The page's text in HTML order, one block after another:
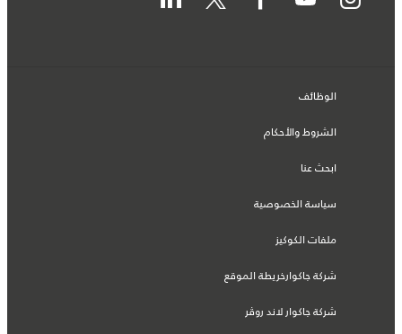
الوظائف
الشروط والأحكام
ابحث عنا
سياسة الخصوصية
ملفات الكوكيز
شركة جاكوارخريطة الموقع
شركة جاكوار لاند روڤر